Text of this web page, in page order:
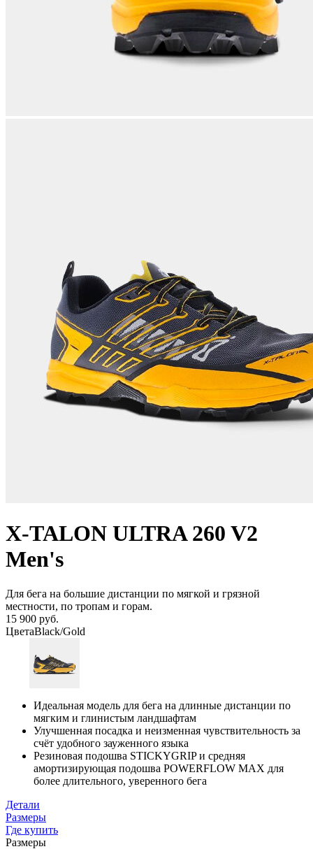
X-TALON ULTRA 260 V2
Men's
Для бега на большие дистанции по мягкой и грязной
местности, по тропам и горам.
15 900 руб.
ЦветаBlack/Gold
Идеальная модель для бега на длинные дистанции по
мягким и глинистым ландшафтам
Улучшенная посадка и неизменная чувствительность за
счёт удобного зауженного языка
Резиновая подошва STICKYGRIP и средняя
амортизирующая подошва POWERFLOW MAX для
более длительного, уверенного бега
Детали
Размеры
Где купить
Размеры